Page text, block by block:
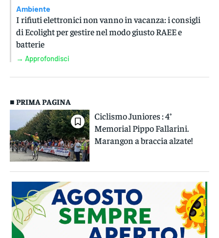
Ambiente
I rifiuti elettronici non vanno in vacanza: i consigli
di Ecolight per gestire nel modo giusto RAEE e
batterie
→ Approfondisci
■ PRIMA PAGINA
Ciclismo Juniores : 4°
Memorial Pippo Fallarini.
Marangon a braccia alzate!